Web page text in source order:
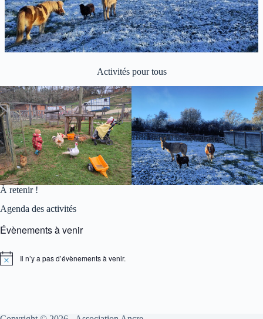
Activités pour tous
À retenir !
Agenda des activités
Évènements à venir
N
Il n’y a pas d’évènements à venir.